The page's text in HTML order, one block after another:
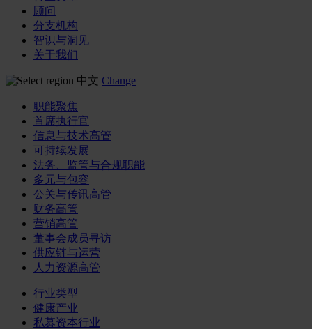
顾问
分支机构
智识与洞见
关于我们
中文 Change
职能聚焦
首席执行官
信息与技术高管
可持续发展
法务、监管与合规职能
多元与包容
公关与传讯高管
财务高管
营销高管
董事会成员寻访
供应链与运营
人力资源高管
行业类型
健康产业
私募资本行业